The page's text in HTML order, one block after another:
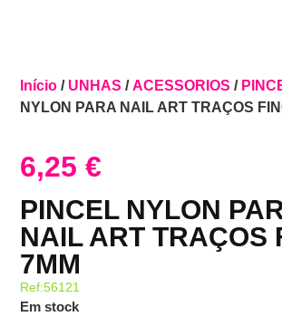
Início / UNHAS /ACESSORIOS /
NYLON PARA NAIL ART TRAÇOS
6,25€
PINCEL NYLON
NAIL ART TRAÇOS
7MM
Ref:56121
Em stock